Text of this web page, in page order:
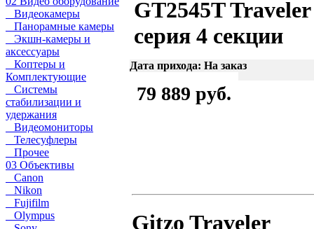
Видеокамеры
Панорамные камеры
Экшн-камеры и
аксессуары
Коптеры и
Комплектующие
Системы
стабилизации и
удержания
Видеомониторы
Телесуфлеры
Прочее
03 Объективы
Canon
Nikon
Fujifilm
Olympus
GT2545T
серия 4 секции
Дата прихода: На заказ
79 889 руб.
Gitzo Traveler